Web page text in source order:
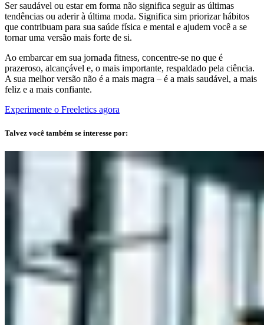
Ser saudável ou estar em forma não significa seguir as últimas
tendências ou aderir à última moda. Significa sim priorizar hábitos
que contribuam para sua saúde física e mental e ajudem você a se
tornar uma versão mais forte de si.
Ao embarcar em sua jornada fitness, concentre-se no que é
prazeroso, alcançável e, o mais importante, respaldado pela ciência.
A sua melhor versão não é a mais magra – é a mais saudável, a mais
feliz e a mais confiante.
Experimente o Freeletics agora
Talvez você também se interesse por: